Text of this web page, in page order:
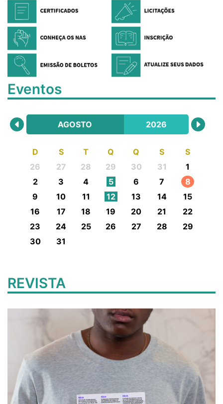
Eventos
AGOSTO 2026
D S T Q Q S
S
26
27 28 29 30 31
1
2
3 4 5 6 7
8
9
10 11 12 13 14
15
16
17 18 19 20 21
22
23
24 25 26 27 28
29
30
31
REVISTA